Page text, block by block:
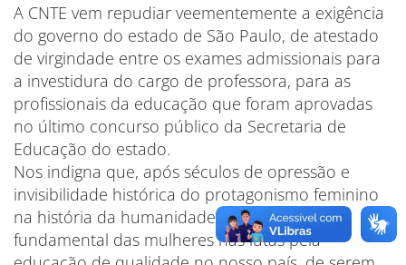
A CNTE vem repudiar veementemente a exigência
do governo do estado de São Paulo, de atestado
de virgindade entre os exames admissionais para
a investidura do cargo de professora, para as
profissionais da educação que foram aprovadas
no último concurso público da Secretaria de
Educação do estado.
Nos indigna que, após séculos de opressão e
invisibilidade histórica do protagonismo feminino
na história da humanidade e do papel
fundamental das mulheres nas lutas pela